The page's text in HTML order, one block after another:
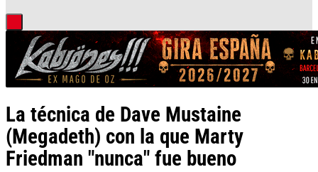
La técnica de Dave Mustaine
(Megadeth) con la que Marty
Friedman "nunca" fue bueno